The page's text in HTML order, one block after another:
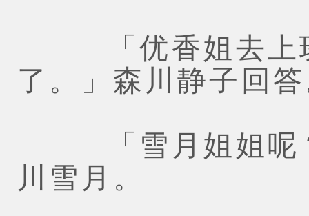
「优香姐去上班
了。」森川静子回
「雪月姐姐呢？
川雪月。